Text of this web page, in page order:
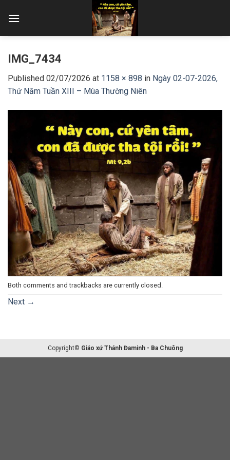
IMG_7434
Published 02/07/2026 at 1158 × 898 in Ngày 02-07-2026,
Thứ Năm Tuần XIII – Mùa Thường Niên
Both comments and trackbacks are currently closed.
Next →
Copyright© Giáo xứ Thánh Đaminh - Ba Chuông